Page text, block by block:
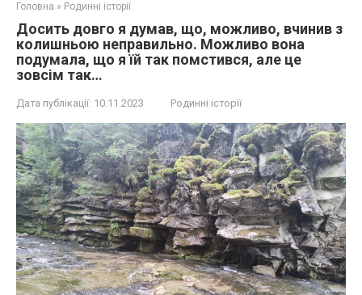
Головна » Родинні історії
Досить довго я думав, що, можливо, вчинив з
колишньою неправильно. Можливо вона
подумала, що я їй так помстився, але це
зовсім так…
Дата публікації: 10.11.2023 Родинні історії